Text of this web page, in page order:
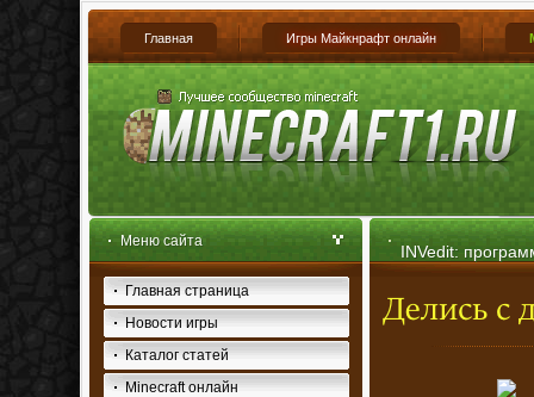
Главная Игры Майкнрафт онлайн
Меню сайта
Главная страница
Новости игры
Каталог статей
Minecraft онлайн
INVedit:
одиночной игре